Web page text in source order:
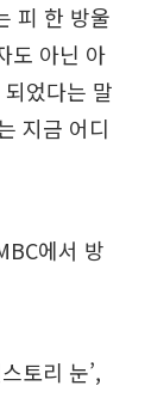
피 한 방울
도 아닌 아
었다는 말
지금 어디
에서 방
토리 눈’,